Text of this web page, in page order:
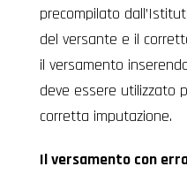
precompilato
del versante e il
il versamento
deve essere utilizzato
corretta imputazione.
Il versamento con